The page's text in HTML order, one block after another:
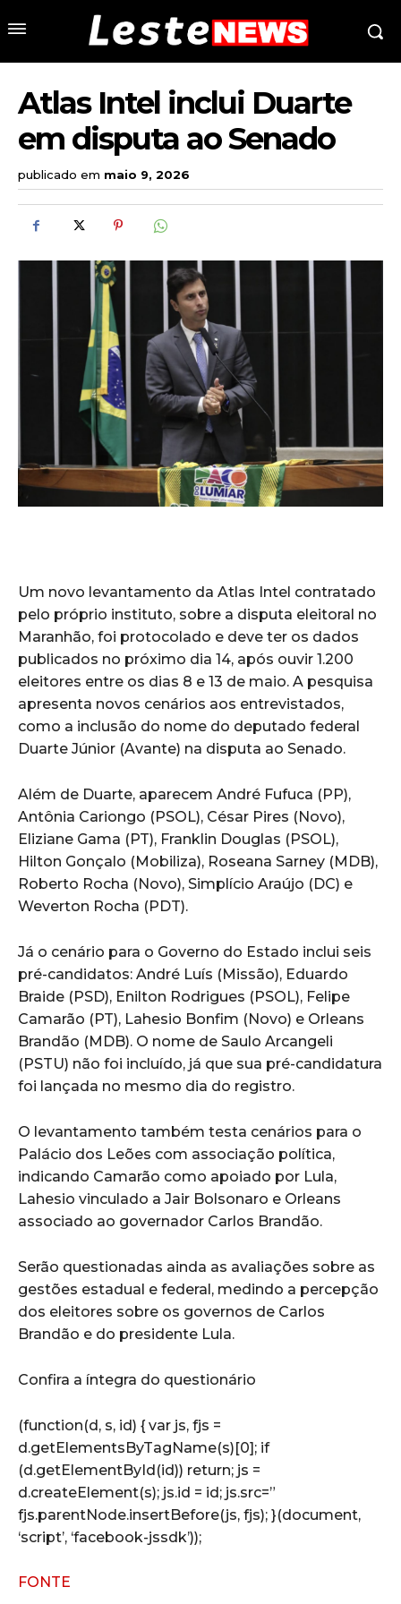
Atlas Intel inclui Duarte
em disputa ao Senado
publicado em maio 9, 2026
Um novo levantamento da Atlas Intel contratado
pelo próprio instituto, sobre a disputa eleitoral no
Maranhão, foi protocolado e deve ter os dados
publicados no próximo dia 14, após ouvir 1.200
eleitores entre os dias 8 e 13 de maio. A pesquisa
apresenta novos cenários aos entrevistados,
como a inclusão do nome do deputado federal
Duarte Júnior (Avante) na disputa ao Senado.
Além de Duarte, aparecem André Fufuca (PP),
Antônia Cariongo (PSOL), César Pires (Novo),
Eliziane Gama (PT), Franklin Douglas (PSOL),
Hilton Gonçalo (Mobiliza), Roseana Sarney (MDB),
Roberto Rocha (Novo), Simplício Araújo (DC) e
Weverton Rocha (PDT).
Já o cenário para o Governo do Estado inclui seis
pré-candidatos: André Luís (Missão), Eduardo
Braide (PSD), Enilton Rodrigues (PSOL), Felipe
Camarão (PT), Lahesio Bonfim (Novo) e Orleans
Brandão (MDB). O nome de Saulo Arcangeli
(PSTU) não foi incluído, já que sua pré-candidatura
foi lançada no mesmo dia do registro.
O levantamento também testa cenários para o
Palácio dos Leões com associação política,
indicando Camarão como apoiado por Lula,
Lahesio vinculado a Jair Bolsonaro e Orleans
associado ao governador Carlos Brandão.
Serão questionadas ainda as avaliações sobre as
gestões estadual e federal, medindo a percepção
dos eleitores sobre os governos de Carlos
Brandão e do presidente Lula.
Confira a íntegra do questionário
(function(d, s, id) { var js, fjs =
d.getElementsByTagName(s)[0]; if
(d.getElementById(id)) return; js =
d.createElement(s); js.id = id; js.src=”
fjs.parentNode.insertBefore(js, fjs); }(document,
‘script’, ‘facebook-jssdk’));
FONTE